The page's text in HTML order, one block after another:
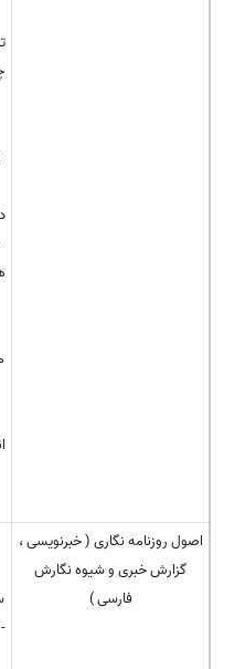
اصول روزنامه نگاری ( خبرنویسی ،
گزارش خبری و شیوه نگارش
فارسی )